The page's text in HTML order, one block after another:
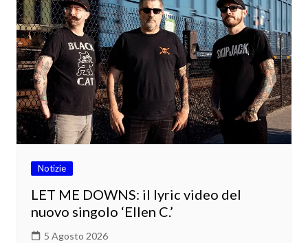
Notizie
LET ME DOWNS: il lyric video del
nuovo singolo ‘Ellen C.’
5 Agosto 2026